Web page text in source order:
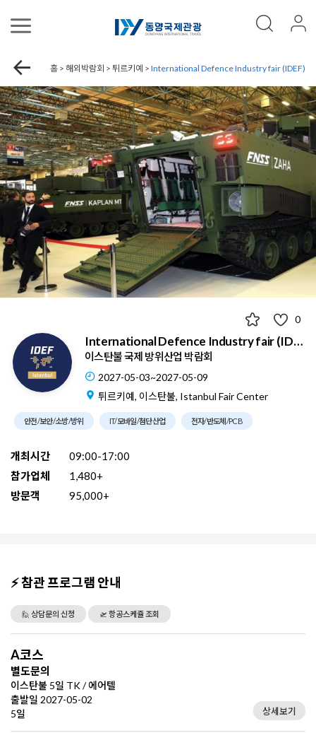
홈 > 해외박람회 > 튀르키예 > International Defence Industry fair (IDEF)
0
International Defence Industry fair (IDEF)
이스탄불 국제 방위산업 박람회
2027-05-03~2027-05-09
튀르키예, 이스탄불, Istanbul Fair Center
안전/보안/소방/방위 IT/모바일/첨단산업 전자/반도체/PCB
개최시간
09:00-17:00
참가업체
1,480+
방문객
95,000+
⚡ 참관 프로그램 안내
🙋 상담문의 신청 🛫 항공스케쥴 조회
A코스
별도문의
이스탄불 5일 TK / 에어텔
출발일 2027-05-02
5일
상세보기